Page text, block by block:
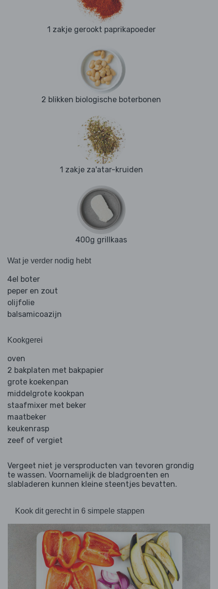
1 zakje gerookt paprikapoeder
2 blikken biologische boterbonen
1 zakje za'atar-kruiden
400g grillkaas
Wat je verder nodig hebt
4el boter
peper en zout
olijfolie
balsamicoazijn
Kookgerei
oven
2 bakplaten met bakpapier
grote koekenpan
middelgrote kookpan
staafmixer met beker
maatbeker
keukenrasp
zeef of vergiet
Vergeet niet je versproducten van tevoren grondig
te wassen. Voornamelijk de bladgroenten en
slabladeren kunnen kleine steentjes bevatten.
Kook dit gerecht in 6 simpele stappen